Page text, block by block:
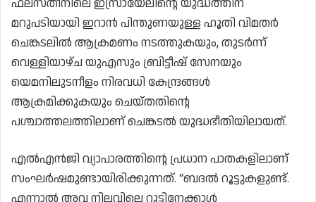
മറുപടിയായി ഇറാൻ പിന്തുണയുള്ള ഹൂതി വിമതർ
ചെങ്കടലിൽ ആക്രമണം നടത്തുകയും, തുടർന്ന്
വെള്ളിയാഴ്ച യുഎസും ബ്രിട്ടീഷ് സേനയും
യെമനിലുടനീളം നിരവധി കേന്ദ്രങ്ങൾ
ആക്രമിക്കുകയും ചെയ്തതിന്റെ
പശ്ചാത്തലത്തിലാണ് ചെങ്കടൽ യുദ്ധഭീതിയിലായത്.
എൽഎൻജി വ്യാപാരത്തിന്റെ പ്രധാന പാതകളിലാണ്
സംഘർഷമുണ്ടായിരിക്കുന്നത്. “ബദൽ റൂട്ടുകളുണ്ട്.
എന്നാൽ അവ നിലവിലെ റൂട്ടിനേക്കാൾ